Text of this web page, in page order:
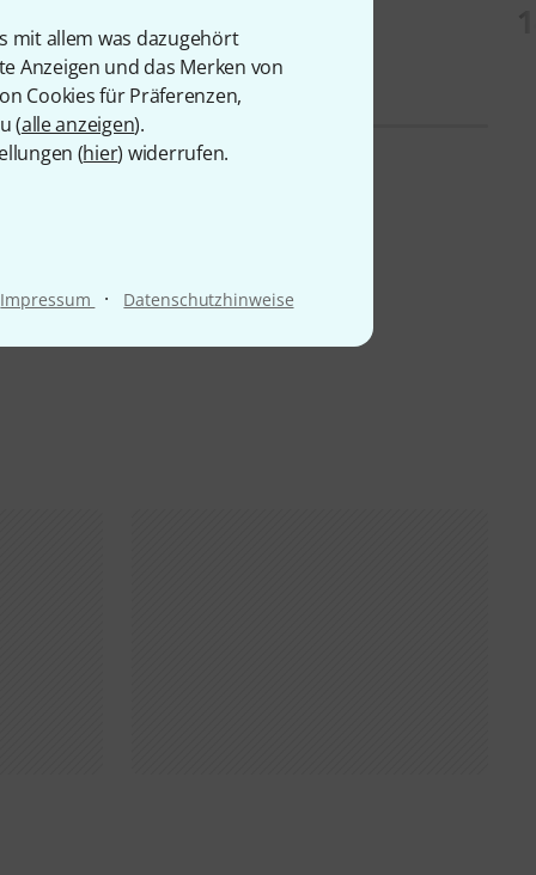
mit allem was dazugehört
Anzeigen und das Merken von
Cookies für Präferenzen,
(alle anzeigen).
(hier) widerrufen.
Impressum · Datenschutzhinweise
179 CHF